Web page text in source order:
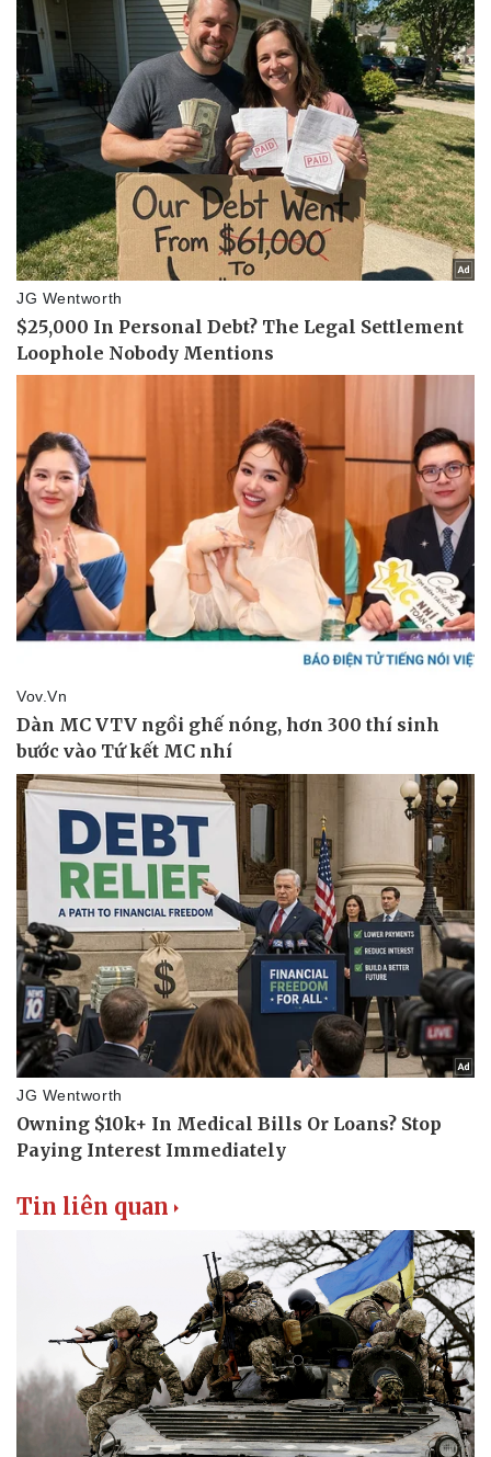
Pháp luật
Vụ án
Tin nóng
Tư vấn luật
Quân sự - Quốc phòng
Vũ khí
Việt Nam
Phân tích
Tin liên quan